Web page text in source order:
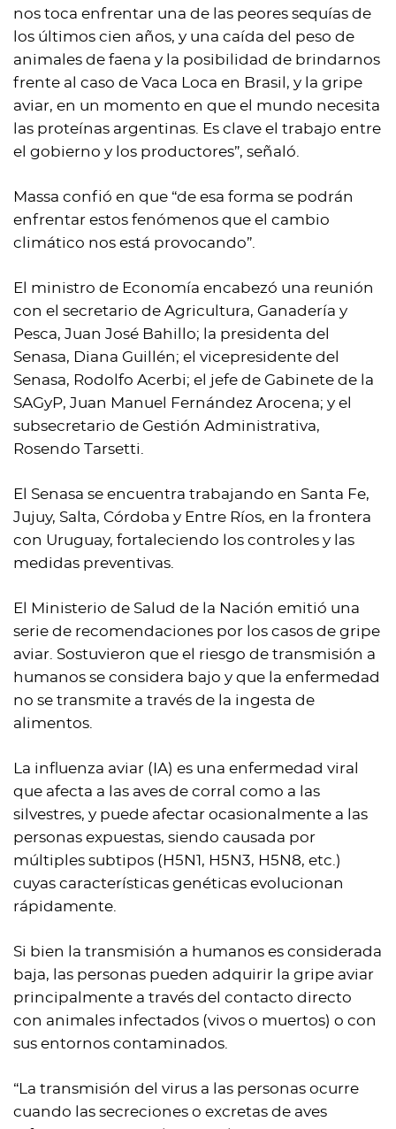
nos toca enfrentar una de las peores sequías de
los últimos cien años, y una caída del peso de
animales de faena y la posibilidad de brindarnos
frente al caso de Vaca Loca en Brasil, y la gripe
aviar, en un momento en que el mundo necesita
las proteínas argentinas. Es clave el trabajo entre
el gobierno y los productores”, señaló.
Massa confió en que “de esa forma se podrán
enfrentar estos fenómenos que el cambio
climático nos está provocando”.
El ministro de Economía encabezó una reunión
con el secretario de Agricultura, Ganadería y
Pesca, Juan José Bahillo; la presidenta del
Senasa, Diana Guillén; el vicepresidente del
Senasa, Rodolfo Acerbi; el jefe de Gabinete de la
SAGyP, Juan Manuel Fernández Arocena; y el
subsecretario de Gestión Administrativa,
Rosendo Tarsetti.
El Senasa se encuentra trabajando en Santa Fe,
Jujuy, Salta, Córdoba y Entre Ríos, en la frontera
con Uruguay, fortaleciendo los controles y las
medidas preventivas.
El Ministerio de Salud de la Nación emitió una
serie de recomendaciones por los casos de gripe
aviar. Sostuvieron que el riesgo de transmisión a
humanos se considera bajo y que la enfermedad
no se transmite a través de la ingesta de
alimentos.
La influenza aviar (IA) es una enfermedad viral
que afecta a las aves de corral como a las
silvestres, y puede afectar ocasionalmente a las
personas expuestas, siendo causada por
múltiples subtipos (H5N1, H5N3, H5N8, etc.)
cuyas características genéticas evolucionan
rápidamente.
Si bien la transmisión a humanos es considerada
baja, las personas pueden adquirir la gripe aviar
principalmente a través del contacto directo
con animales infectados (vivos o muertos) o con
sus entornos contaminados.
“La transmisión del virus a las personas ocurre
cuando las secreciones o excretas de aves